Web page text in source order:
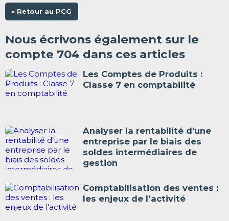
« Retour au PCG
Nous écrivons également sur le
compte 704 dans ces articles
Les Comptes de Produits :
Classe 7 en comptabilité
Analyser la rentabilité d’une
entreprise par le biais des
soldes intermédiaires de
gestion
Comptabilisation des ventes :
les enjeux de l'activité